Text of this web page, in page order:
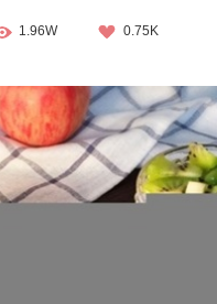
1.96W 0.75K